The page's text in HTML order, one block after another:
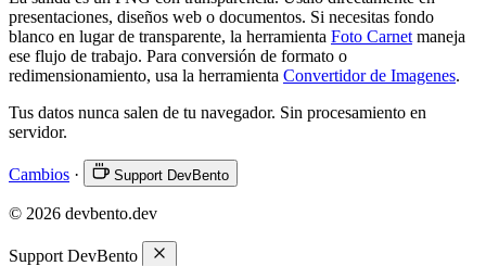
presentaciones, diseños web o documentos. Si necesitas fondo
blanco en lugar de transparente, la herramienta Foto Carnet maneja
ese flujo de trabajo. Para conversión de formato o
redimensionamiento, usa la herramienta Convertidor de Imagenes.
Tus datos nunca salen de tu navegador. Sin procesamiento en
servidor.
Cambios · Support DevBento
© 2026 devbento.dev
Support DevBento